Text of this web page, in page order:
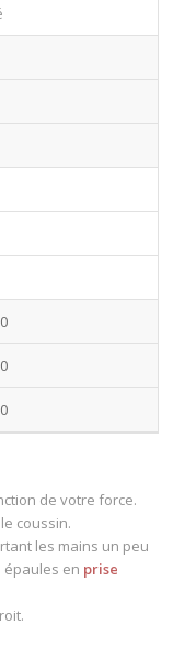
de votre force.
coussin.
les mains un peu
épaules en prise